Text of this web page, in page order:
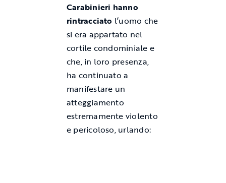
Carabinieri hanno
rintracciato l’uomo che
si era appartato nel
cortile condominiale e
che, in loro presenza,
ha continuato a
manifestare un
atteggiamento
estremamente violento
e pericoloso, urlando: